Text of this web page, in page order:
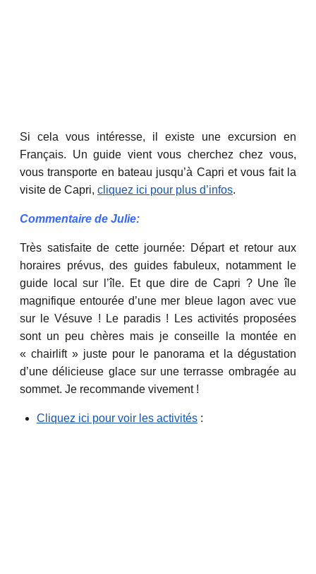
Si cela vous intéresse, il existe une excursion en
Français. Un guide vient vous cherchez chez vous,
vous transporte en bateau jusqu’à Capri et vous fait la
visite de Capri, cliquez ici pour plus d’infos.
Commentaire de Julie:
Très satisfaite de cette journée: Départ et retour aux
horaires prévus, des guides fabuleux, notamment le
guide local sur l’île. Et que dire de Capri ? Une île
magnifique entourée d’une mer bleue lagon avec vue
sur le Vésuve ! Le paradis ! Les activités proposées
sont un peu chères mais je conseille la montée en
« chairlift » juste pour le panorama et la dégustation
d’une délicieuse glace sur une terrasse ombragée au
sommet. Je recommande vivement !
Cliquez ici pour voir les activités :